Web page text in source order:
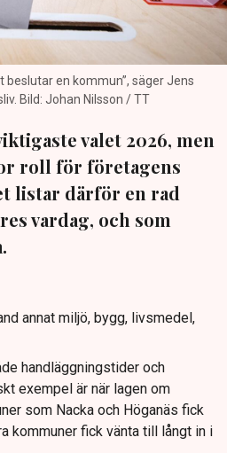
en kommun”, säger Jens
Bild: Johan Nilsson / TT
valet 2026, men
roll för företagens
listar därför en rad
vardag, och som
annat miljö, bygg, livsmedel,
handläggningstider och
exempel är när lagen om
som Nacka och Höganäs fick
kommuner fick vänta till långt in i